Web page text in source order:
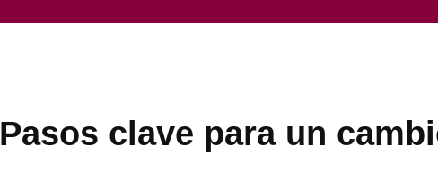
clave para un